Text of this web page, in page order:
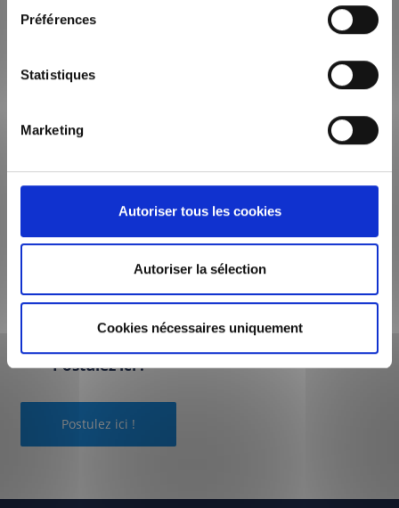
Préférences
Statistiques
Marketing
Autoriser tous les cookies
Autoriser la sélection
Cookies nécessaires uniquement
Nos engagements
Vous êtes intéressés
Postulez ici !
Postulez ici !